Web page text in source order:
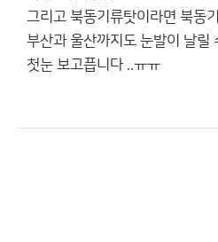
그리고 북동기류탓이라면 북동
부산과 울산까지도 눈발이 날릴
첫눈 보고픕니다 ..ㅠㅠ